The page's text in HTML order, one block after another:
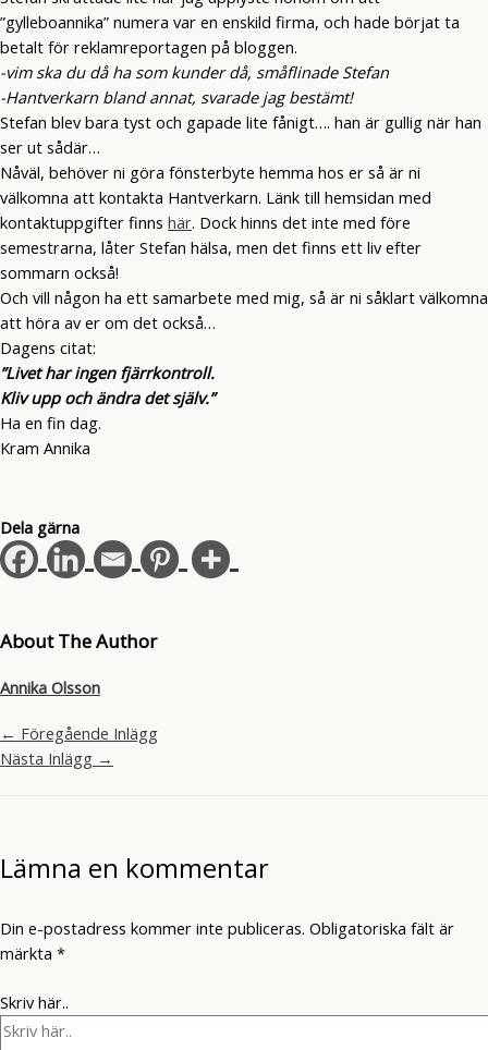
”gylleboannika” numera var en enskild firma, och hade börjat ta
betalt för reklamreportagen på bloggen.
-vim ska du då ha som kunder då, småflinade Stefan
-Hantverkarn bland annat, svarade jag bestämt!
Stefan blev bara tyst och gapade lite fånigt…. han är gullig när han
ser ut sådär…
Nåväl, behöver ni göra fönsterbyte hemma hos er så är ni
välkomna att kontakta Hantverkarn. Länk till hemsidan med
kontaktuppgifter finns här. Dock hinns det inte med före
semestrarna, låter Stefan hälsa, men det finns ett liv efter
sommarn också!
Och vill någon ha ett samarbete med mig, så är ni såklart välkomna
att höra av er om det också…
Dagens citat:
”Livet har ingen fjärrkontroll.
Kliv upp och ändra det själv.”
Ha en fin dag.
Kram Annika
Dela gärna
About The Author
Annika Olsson
← Föregående Inlägg
Nästa Inlägg →
Lämna en kommentar
Din e-postadress kommer inte publiceras. Obligatoriska fält är
märkta *
Skriv här..